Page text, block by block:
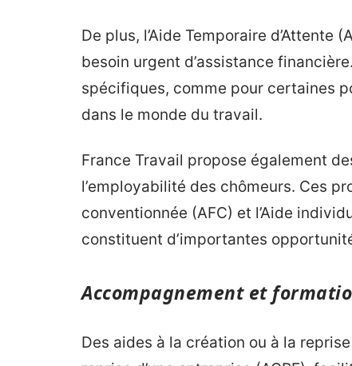
De plus, l’Aide Temporaire d’Attente
besoin urgent d’assistance
spécifiques, comme pour certaines
dans le monde du travail.
France Travail propose également
l’employabilité des chômeurs. Ces
conventionnée (AFC) et l’Aide
constituent d’importantes
Accompagnement et
Des aides à la création ou à la